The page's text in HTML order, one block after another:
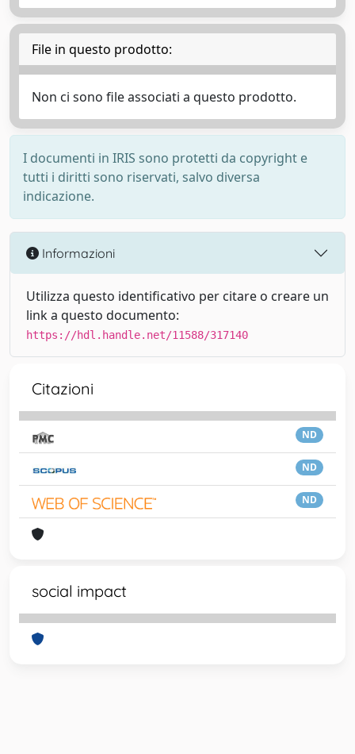
File in questo prodotto:
Non ci sono file associati a questo prodotto.
I documenti in IRIS sono protetti da copyright e
tutti i diritti sono riservati, salvo diversa
indicazione.
Informazioni
Utilizza questo identificativo per citare o creare un
link a questo documento:
https://hdl.handle.net/11588/317140
Citazioni
ND
ND
ND
social impact